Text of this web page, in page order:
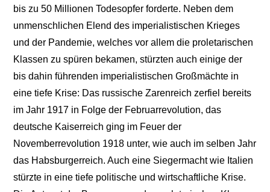
bis zu 50 Millionen Todesopfer forderte. Neben dem
unmenschlichen Elend des imperialistischen Krieges
und der Pandemie, welches vor allem die proletarischen
Klassen zu spüren bekamen, stürzten auch einige der
bis dahin führenden imperialistischen Großmächte in
eine tiefe Krise: Das russische Zarenreich zerfiel bereits
im Jahr 1917 in Folge der Februarrevolution, das
deutsche Kaiserreich ging im Feuer der
Novemberrevolution 1918 unter, wie auch im selben Jahr
das Habsburgerreich. Auch eine Siegermacht wie Italien
stürzte in eine tiefe politische und wirtschaftliche Krise.